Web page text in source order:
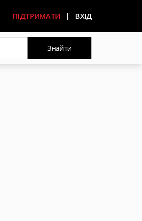
ПІДТРИМАТИ ВХІД
Знайти